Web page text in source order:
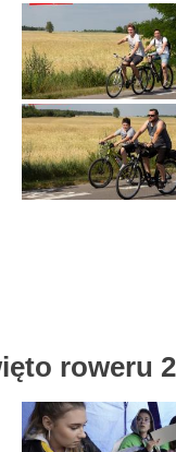
roweru